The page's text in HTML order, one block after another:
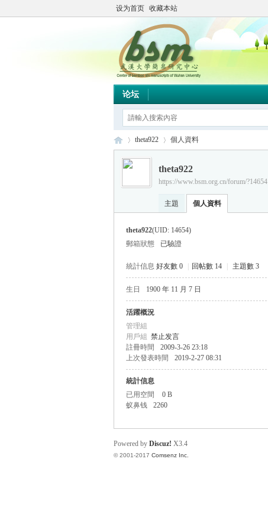
设为首页 收藏本站
论坛
网
›
theta922 個人資料
theta922
https://www.bsm.org.cn/forum/?14654
主題 個人資料
theta922(UID: 14654)
郵箱狀態
已驗證
統計信息 好友數 0 回帖數 14 主題數 3
生日 1900 年 11 月 7 日
活躍概況
管理組
用戶組 禁止发言
註冊時間
2009-3-26 23:18
上次發表時間
2019-2-27 08:31
統計信息
已用空間
0 B
蚁鼻钱
2260
Powered by Discuz! X3.4
© 2001-2017 Comsenz Inc.